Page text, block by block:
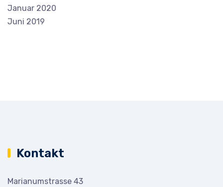
Januar 2020
Juni 2019
Kontakt
Marianumstrasse 43